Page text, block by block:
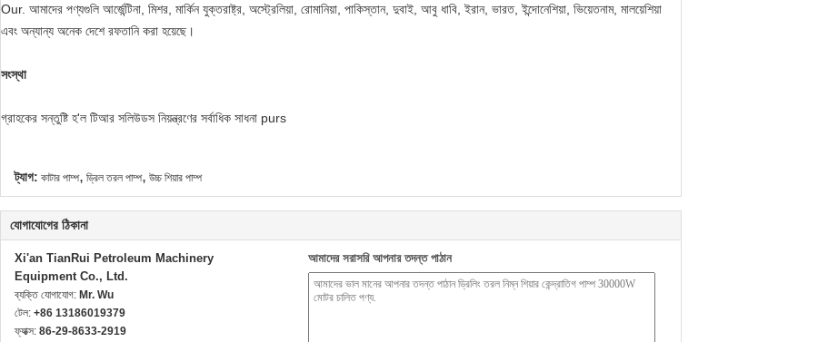
Our. আমাদের পণ্যগুলি আর্জেন্টিনা, মিশর, মার্কিন যুক্তরাষ্ট্র, অস্ট্রেলিয়া, রোমানিয়া, পাকিস্তান, দুবাই, আবু ধাবি, ইরান, ভারত, ইন্দোনেশিয়া, ভিয়েতনাম, মালয়েশিয়া
এবং অন্যান্য অনেক দেশে রফতানি করা হয়েছে।
সংস্থা
গ্রাহকের সন্তুষ্টি হ'ল টিআর সলিউডস নিয়ন্ত্রণের সর্বাধিক সাধনা purs
ট্যাগ: কাটার পাম্প, ড্রিল তরল পাম্প, উচ্চ শিয়ার পাম্প
যোগাযোগের ঠিকানা
Xi'an TianRui Petroleum Machinery
Equipment Co., Ltd.
ব্যক্তি যোগাযোগ: Mr. Wu
টেল: +86 13186019379
ফ্যাক্স: 86-29-8633-2919
আমাদের সরাসরি আপনার তদন্ত পাঠান